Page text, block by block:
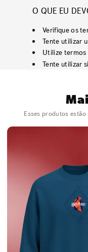
O QUE EU
Verifique os
Tente utilizar
Utilize termos
Tente utilizar
Esses produtos